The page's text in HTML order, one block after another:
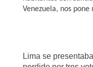
Venezuela, nos pone
Lima se